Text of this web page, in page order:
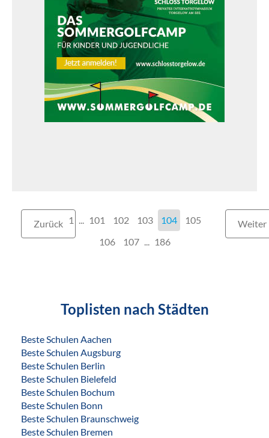
Zurück 1 101 102 103 104
105
106
107 186
Weiter
Toplisten nach Städten
Beste Schulen Aachen
Beste Schulen Augsburg
Beste Schulen Berlin
Beste Schulen Bielefeld
Beste Schulen Bochum
Beste Schulen Bonn
Beste Schulen Braunschweig
Beste Schulen Bremen